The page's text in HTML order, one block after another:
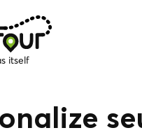
itself